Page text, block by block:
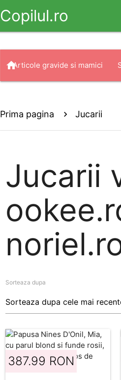
Copilul.ro
homeArticole gravide si mamici
Prima pagina Jucarii
Jucarii
Sorteaza dupa
387.99 RON